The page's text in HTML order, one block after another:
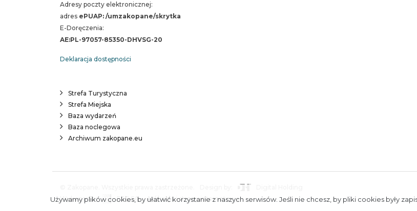
Adresy poczty elektronicznej:
adres ePUAP: /umzakopane/skrytka
E-Doręczenia:
AE:PL-97057-85350-DHVSG-20
Deklaracja dostępności
Strefa Turystyczna
Strefa Miejska
Baza wydarzeń
Baza noclegowa
Archiwum zakopane.eu
Wykonanie:
ESC SA - Aplikacje i strony internetowe
Używamy plików cookies, by ułatwić korzystanie z naszych serwisów. Jeśli nie chcesz, by pliki cookies były